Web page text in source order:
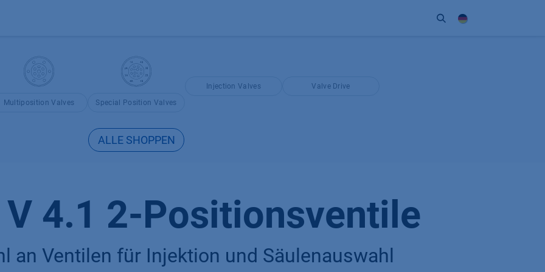
Multiposition Valves Special Position Valves
Injection Valves Valve Drive
ALLE SHOPPEN
V 4.1 2-Positionsventile
an Ventilen für Injektion und Säulenauswahl